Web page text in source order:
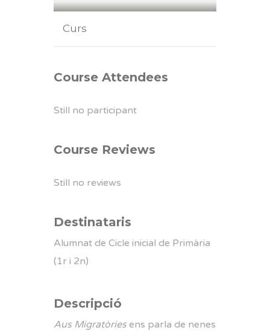
Curs
Course Attendees
Still no participant
Course Reviews
Still no reviews
Destinataris
Alumnat de Cicle inicial de Primària
(1r i 2n)
Descripció
Aus Migratòriesens parla de nenes